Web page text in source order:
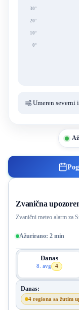
Zvanična
Zvanični meteo alarm za
Ažurirano: 2 min
Danas
8. avg 44
Danas:
4 regiona sa žutim
30°
20°
10°
0°
Umeren severni